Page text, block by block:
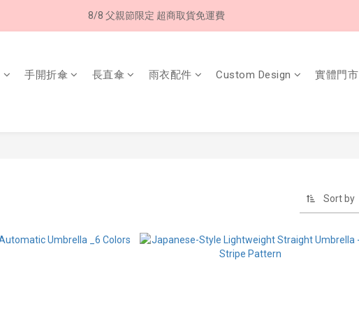
8/8 父親節限定 超商取貨免運費
8/8 父親節限定 超商取貨免運費
7/30-8/24 全館買就送 雨傘收納袋(乙個)
手開折傘 長直傘 雨衣配件 Custom Design 實體門市
Sort by